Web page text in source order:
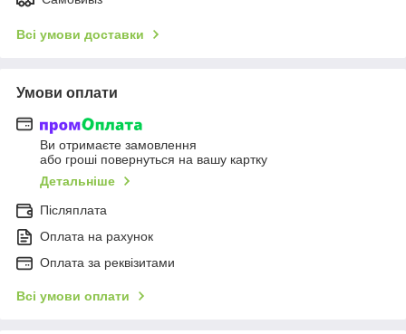
Всі умови доставки
Умови оплати
Ви отримаєте замовлення
або гроші повернуться на вашу картку
Детальніше
Післяплата
Оплата на рахунок
Оплата за реквізитами
Всі умови оплати